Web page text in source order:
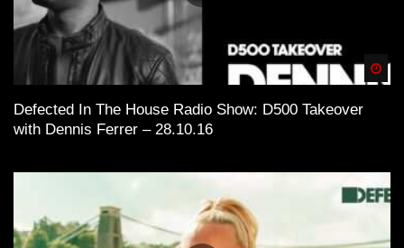
Defected In The House Radio Show: D500 Takeover
with Dennis Ferrer – 28.10.16